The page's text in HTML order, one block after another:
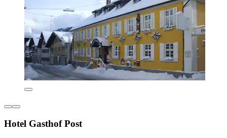
Hotel Gasthof Post